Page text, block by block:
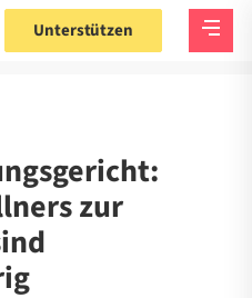
Unterstützen
zur